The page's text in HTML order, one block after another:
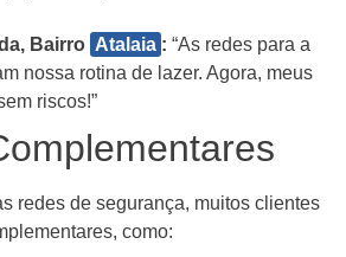
Bairro Atalaia : “As redes para a
nossa rotina de lazer. Agora, meus
riscos!”
redes de segurança, muitos clientes
como: